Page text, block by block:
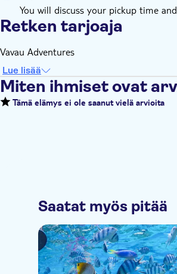
You will discuss your pickup time
Retken tarjoaja
Vavau Adventures
Lue lisää
Miten ihmiset ovat
Tämä elämys ei ole saanut vielä arvioita
Saatat myös pitää